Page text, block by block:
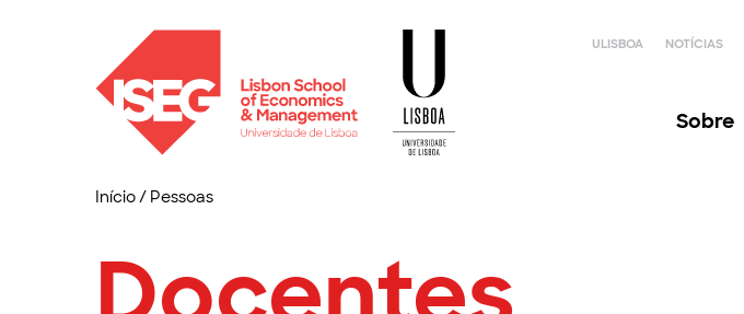
ULISBOA NOTÍCIAS
Sobre
Início/ Pessoas